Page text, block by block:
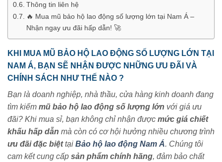
Thông tin liên hệ
🔥 Mua mũ bảo hộ lao động số lượng lớn tại Nam Á –
Nhận ngay ưu đãi hấp dẫn! 🚀
KHI MUA MŨ BẢO HỘ LAO ĐỘNG SỐ LƯỢNG LỚN TẠI
NAM Á, BẠN SẼ NHẬN ĐƯỢC NHỮNG ƯU ĐÃI VÀ
CHÍNH SÁCH NHƯ THẾ NÀO ?
Bạn là doanh nghiệp, nhà thầu, cửa hàng kinh doanh đang
tìm kiếm mũ bảo hộ lao động số lượng lớn với giá ưu
đãi? Khi mua sỉ, bạn không chỉ nhận được mức giá chiết
khấu hấp dẫn mà còn có cơ hội hưởng nhiều chương trình
ưu đãi đặc biệttại Bảo hộ lao động Nam Á. Chúng tôi
cam kết cung cấp sản phẩm chính hãng, đảm bảo chất